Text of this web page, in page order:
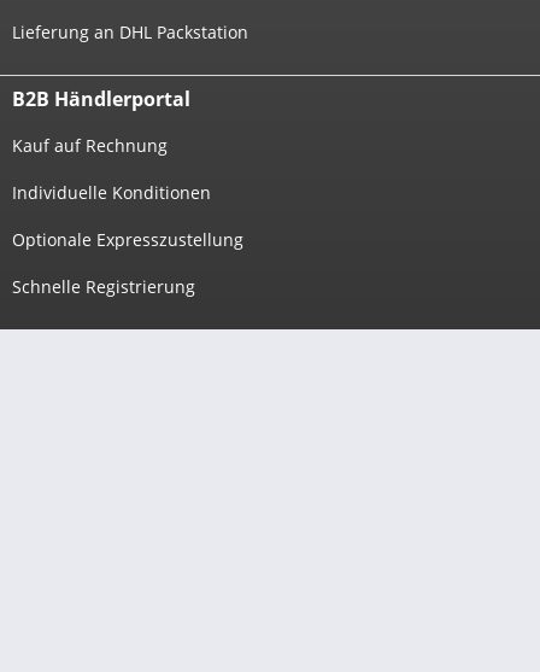
Lieferung an DHL Packstation
B2B Händlerportal
Kauf auf Rechnung
Individuelle Konditionen
Optionale Expresszustellung
Schnelle Registrierung